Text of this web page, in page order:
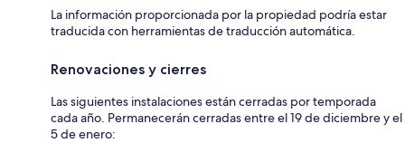
La información proporcionada por la propiedad podría estar
traducida con herramientas de traducción automática.
Renovaciones y cierres
Las siguientes instalaciones están cerradas por temporada
cada año. Permanecerán cerradas entre el 19 de diciembre y el
5 de enero: